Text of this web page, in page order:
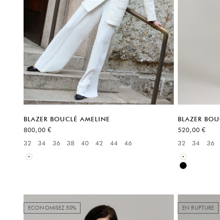
BLAZER BOUCLÉ AMELINE
Prix de vente
800,00 €
Available sizes:
32 34 36 38 40 42 44 46
Blanc
BLAZER
Prix de vente
520,00 €
Available
32 34 36
Blanc
Noir
ECONOMISEZ 50% EN RUPTURE